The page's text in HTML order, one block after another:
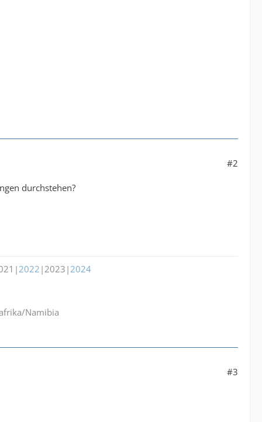
#2
durchstehen?
2022 |2023| 2024
Namibia
#3